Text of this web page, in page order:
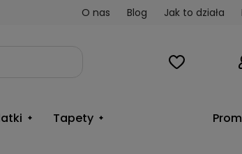
O nas Blog Jak to działa
Tapety